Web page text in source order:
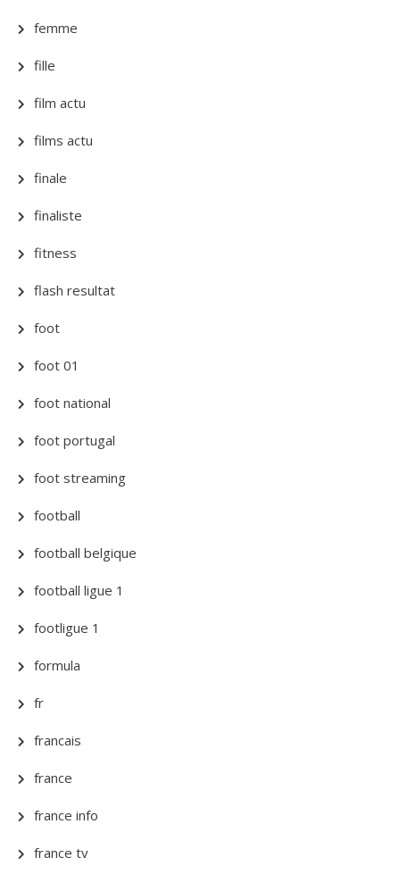
femme
fille
film actu
films actu
finale
finaliste
fitness
flash resultat
foot
foot 01
foot national
foot portugal
foot streaming
football
football belgique
football ligue 1
footligue 1
formula
fr
francais
france
france info
france tv